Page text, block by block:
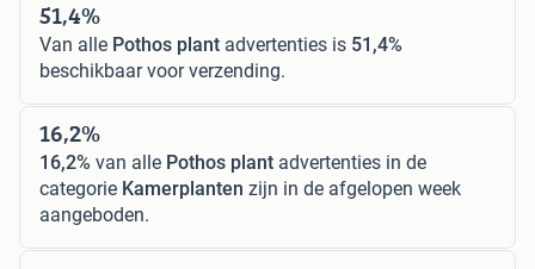
51,4%
Van alle Pothos plant advertenties is 51,4%
beschikbaar voor verzending.
16,2%
16,2% van alle Pothos plant advertenties in de
categorie Kamerplanten zijn in de afgelopen week
aangeboden.